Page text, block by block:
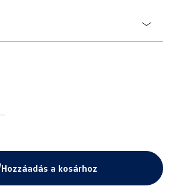
Hozzáadás a kosárhoz